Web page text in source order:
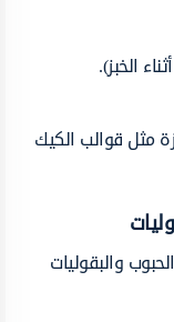
الخبز).
مثل قوالب الكيك
والبقوليات